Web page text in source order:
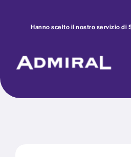
Hanno scelto il nostro servizio di